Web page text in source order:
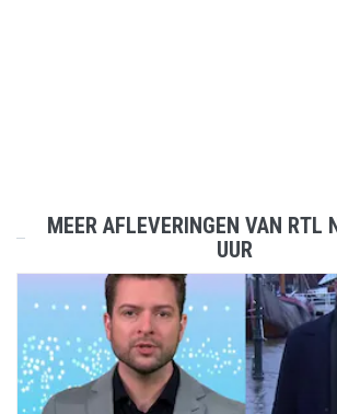
MEER AFLEVERINGEN VAN RTL
UUR